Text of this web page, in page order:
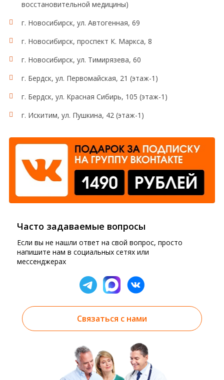
восстановительной медицины)
г. Новосибирск, ул. Автогенная, 69
г. Новосибирск, проспект К. Маркса, 8
г. Новосибирск, ул. Тимирязева, 60
г. Бердск, ул. Первомайская, 21 (этаж-1)
г. Бердск, ул. Красная Сибирь, 105 (этаж-1)
г. Искитим, ул. Пушкина, 42 (этаж-1)
Часто задаваемые вопросы
Если вы не нашли ответ на свой вопрос, просто
напишите нам в социальных сетях или
мессенджерах
Связаться с нами